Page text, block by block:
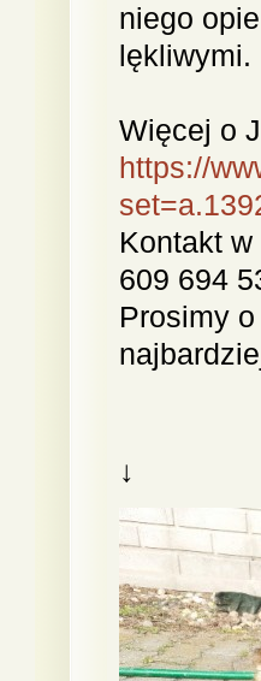
niego
lękliwymi.
Więcej o
https://
Kontakt
609 694
Prosimy
↓